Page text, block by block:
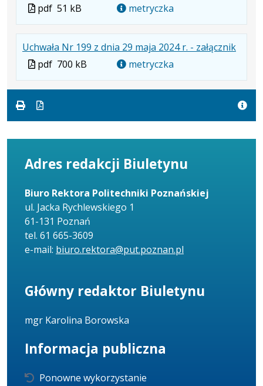
pdf
kB
nowej
Plik
pdf 51 kB metryczka
Uchwała Nr 199 z dnia 29 maja 2024 r. - załącznik.
pdf
.
700
kB
.
w
nowej
Plik
formacie
pdf 700 kB metryczka
Adres redakcji Biuletynu
Biuro Rektora Politechniki Poznańskiej
ul. Jacka Rychlewskiego 1
61-131 Poznań
tel. 61 665-3609
e-mail: biuro.rektora@put.poznan.pl
Główny redaktor Biuletynu
mgr Karolina Borowska
Informacja publiczna
Ponowne wykorzystanie